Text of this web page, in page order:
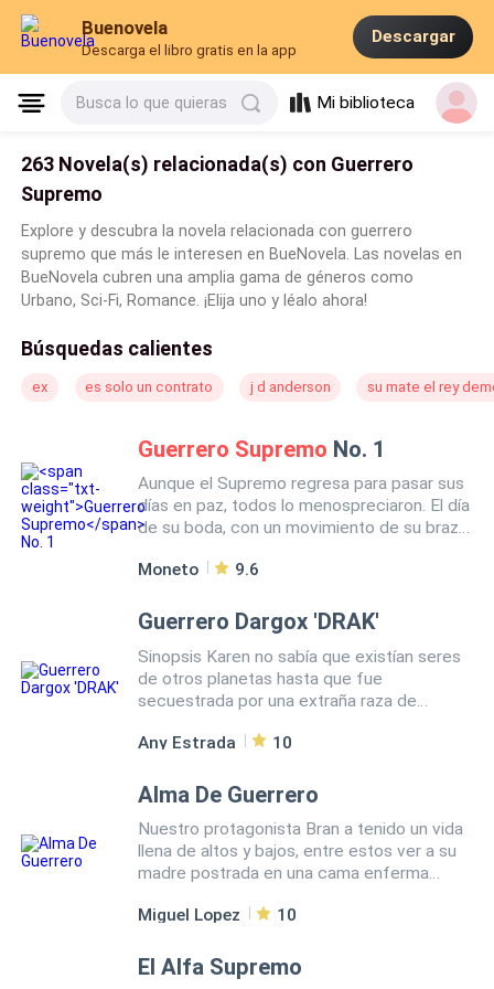
Buenovela
Descarga el libro gratis en la app
Descargar
Busca lo que quieras Mi biblioteca
263 Novela(s) relacionada(s) con Guerrero
Supremo
Explore y descubra la novela relacionada con guerrero
supremo que más le interesen en BueNovela. Las novelas en
BueNovela cubren una amplia gama de géneros como
Urbano, Sci-Fi, Romance. ¡Elija uno y léalo ahora!
Búsquedas calientes
ex es solo un contrato j d anderson su mate el rey
Guerrero Supremo No. 1
Aunque el Supremo regresa para pasar sus
días en paz, todos lo menospreciaron. El día
de su boda, con un movimiento de su brazo,
Guerra, quienes se dirigieron a él como su
Moneto 9.6
Guerrero Dargox 'DRAK'
Sinopsis Karen no sabía que existían seres
de otros planetas hasta que fue
secuestrada por una extraña raza de
ser una nave, lejos de su planeta. Pero una
manos de un sexy y caliente alienígena que
guerrero del planeta Dargox. Tiene una sola
cosa en mente la liberación de su galaxia
de la esclavitud de los Lars. Es decir, hasta
estará más que dispuesto a luchar para
también su corazón para siempre. En las
Any Estrada 10
Alma De Guerrero
Nuestro protagonista Bran a tenido un vida
llena de altos y bajos, entre estos ver a su
madre postrada en una cama enferma
trabajo de repartidor en el cual es
sido dejado por su amante, a pesar de
todos estos inconvenientes en ningún
Miguel Lopez 10
El Alfa Supremo